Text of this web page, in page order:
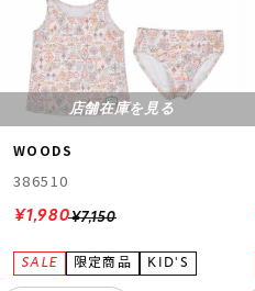
店舗在庫を見る
WOODS
386510
¥7,150
¥1,980